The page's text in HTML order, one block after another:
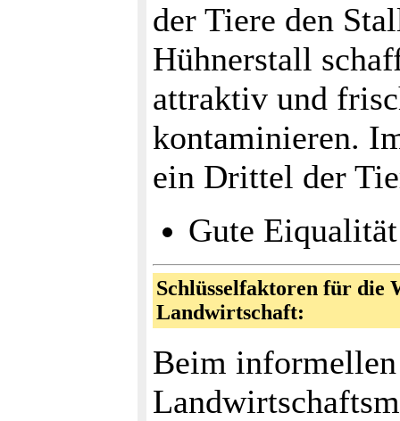
der Tiere den
Hühnerstall
attraktiv und
kontaminieren.
ein Drittel der
Gute
Schlüsselfaktoren für die
Landwirtschaft:
Beim